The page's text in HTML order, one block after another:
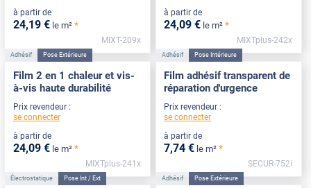
à partir de
24,19 € le m² *
MIXT-209x
à partir de
24,09 € le m² *
MIXTplus-242x
Adhésif Pose Extérieure
Film 2 en 1 chaleur et vis-
à-vis haute durabilité
Prix revendeur :
se connecter
à partir de
24,09 € le m² *
MIXTplus-241x
Adhésif Pose Intérieure
Film adhésif transparent de
réparation d'urgence
Prix revendeur :
se connecter
à partir de
7,74 € le m² *
SECUR-752i
Électrostatique Pose Int / Ext Adhésif Pose Extérieure